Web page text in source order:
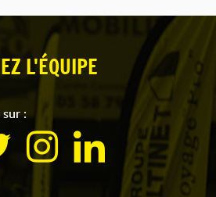
L'ÉQUIPE
: